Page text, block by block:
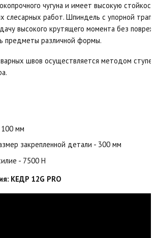
чугуна и имеет высокую
слесарных работ. Шпиндель с упорной
высокого крутящего момента без
предметы различной формы.
швов осуществляется методом
100 мм
закрепленной детали - 300 мм
- 7500 Н
КЕДР 12G PRO